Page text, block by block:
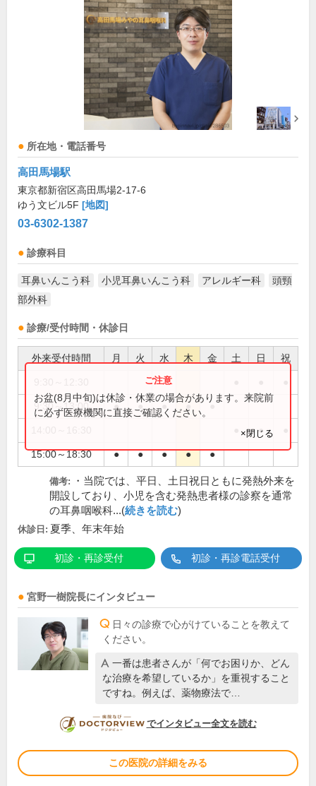
所在地・電話番号
高田馬場駅
東京都新宿区高田馬場2-17-6
ゆう文ビル5F [地図]
03-6302-1387
診療科目
耳鼻いんこう科 小児耳鼻いんこう科 アレルギー科
頭頸
部外科
診療/受付時間・休診日
外来受付時間 月 火 水 木 金 土 日 祝
9:30～13:00 ● ● ● ● ●
●
15:00～18:30 ● ● ● ● ●
お盆(8月中旬)は休診・休業の場合があります。来院前
に必ず医療機関に直接ご確認ください。
×閉じる
備考:
・当院では、平日、土日祝日ともに発熱外来を
開設しており、小児を含む発熱患者様の診察を通常
の耳鼻咽喉科...(続きを読む)
休診日: 夏季、年末年始
初診・再診受付 初診・再診電話受付
宮野一樹院長にインタビュー
日々の診療で心がけていることを教えて
ください。
一番は患者さんが「何でお困りか、どん
な治療を希望しているか」を重視すること
ですね。例えば、薬物療法で…
DOCTORVIEW
でインタビュー全文を読む
この医院の詳細をみる